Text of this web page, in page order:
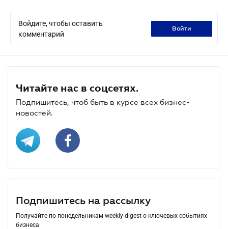
Войдите, чтобы оставить
комментарий
войти
Читайте нас в соцсетях.
Подпишитесь, чтоб быть в курсе всех бизнес-
новостей.
Подпишитесь на рассылку
Получайте по понедельникам weekly-digest о ключевых событиях
бизнеса